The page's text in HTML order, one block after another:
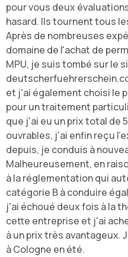
pour vous deux
hasard. Ils tournent tous
Après de nombreuses
domaine de l'achat de
MPU, je suis tombé sur le
et j'ai également choisi le
pour un traitement
que j'ai eu un prix total de
ouvrables, j'ai enfin reçu
depuis, je conduis à
Malheureusement, en
à la réglementation qui
catégorie B à conduire
j'ai échoué deux fois à la
cette entreprise et j'ai
à un prix très avantageux.
à Cologne en été.